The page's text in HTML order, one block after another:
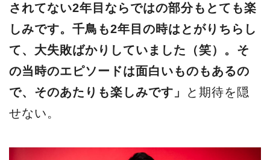
されてない2年目ならではの部分もとても楽
しみです。千鳥も2年目の時はとがりちらし
て、大失敗ばかりしていました（笑）。そ
の当時のエピソードは面白いものもあるの
で、そのあたりも楽しみです」
と期待を隠
せない。